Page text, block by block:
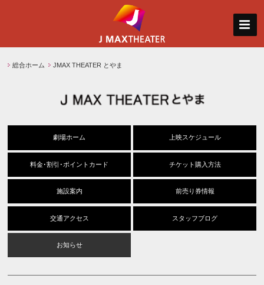
総合ホーム JMAX THEATER とやま
劇場ホーム 上映スケジュール
料金･割引･ポイントカード チケット購入方法
施設案内 前売り券情報
交通アクセス スタッフブログ
お知らせ